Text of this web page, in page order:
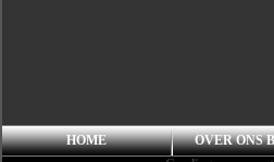
HOME OVER ONS